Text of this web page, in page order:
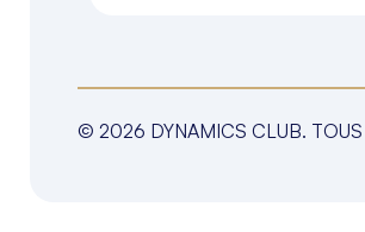
© 2026 DYNAMICS CLUB. TOUS